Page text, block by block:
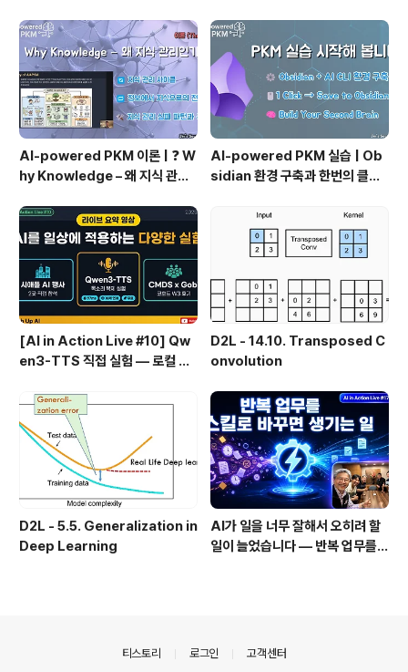
AI-powered PKM 이론 | ❓ W
hy Knowledge – 왜 지식 관리
보에서 지식으로의 전환, 🛠️ 지식
관리 실패 패턴과 극복
AI-powered PKM 실습 | Ob
sidian 환경 구축과 한번의 클릭
(Web Clipper)
[AI in Action Live #10] Qw
en3-TTS 직접 실험 — 로컬 설
D2L - 14.10. Transposed C
onvolution
D2L - 5.5. Generalization in
Deep Learning
AI가 일을 너무 잘해서 오히려 할
일이 늘었습니다 — 반복 업무를
티스토리 로그인 고객센터